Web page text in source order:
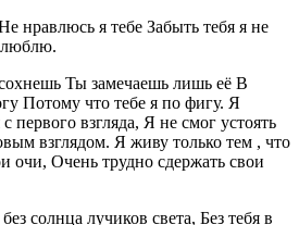
нравлюсь я тебе Забыть тебя я не
люблю.
Ты замечаешь лишь её В
Потому что тебе я по фигу. Я
первого взгляда, Я не смог устоять
взглядом. Я живу только тем , что
очи, Очень трудно сдержать свои
солнца лучиков света, Без тебя в